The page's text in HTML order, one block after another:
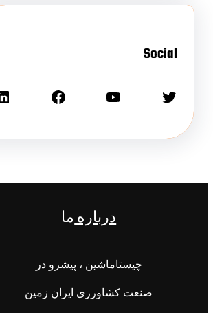
Social
دربارهما
چیستاماشین ، پیشرو در
صنعت کشاورزی ایران زمین